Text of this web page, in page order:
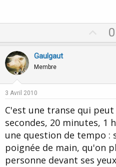
p
t
0
Gaulgaut
Membre
3 Avril 2010
C'est une transe qui
secondes, 20 minutes, 1
une question de tempo :
poignée de main, qu'on
personne devant ses